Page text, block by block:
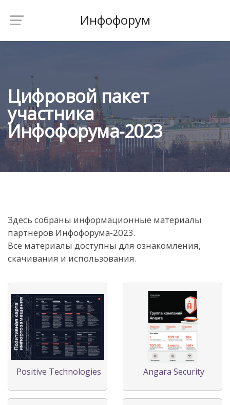
Инфофорум
Цифровой пакет
участника
Инфофорума-2023
Здесь собраны информационные материалы
партнеров Инфофорума-2023.
Все материалы доступны для ознакомления,
скачивания и использования.
Positive Technologies Angara Security